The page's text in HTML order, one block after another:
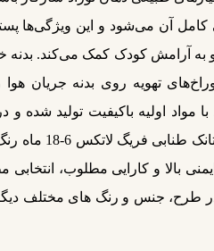
آن می‌شود و این ویژگی‌ها
آرامش کودک کمک می‌کند. بدنه
تهویه روی بدنه جریان
مواد اولیه باکیفیت تولید
بالا و کارایی مطلوب،
در طرح، جنس و رنگ های مختلف